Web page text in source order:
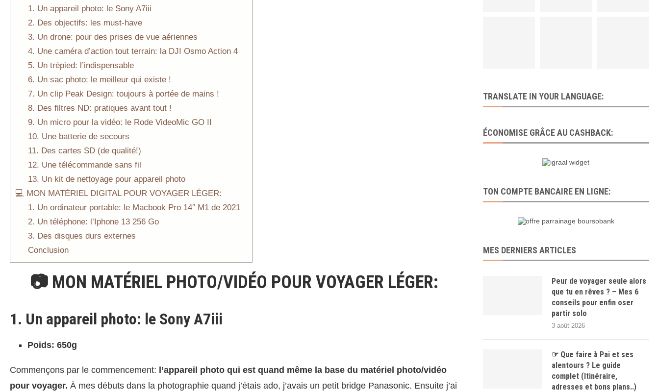
1. Un appareil photo: le Sony A7iii
2. Des objectifs: les must-have
3. Un drone: pour des prises de vue aériennes
4. Une caméra d’action tout terrain: la DJI Osmo Action 4
5. Un trépied: l’indispensable
6. Un sac photo: le meilleur qui existe !
7. Un clip Peak Design: toujours à portée de mains !
8. Des filtres ND: pratiques avant tout !
9. Un micro pour la vidéo: le Rode VideoMic GO II
10. Une batterie de secours
11. Des cartes SD (de qualité!)
12. Une télécommande sans fil
13. Un kit de nettoyage pour appareil photo
💻 MON MATÉRIEL DIGITAL POUR VOYAGER LÉGER:
1. Un ordinateur portable: le Macbook Pro 14″ M1 de 2021
2. Un téléphone: l’Iphone 13 256 Go
3. Des disques durs externes
Conclusion
📷 MON MATÉRIEL PHOTO/VIDÉO POUR VOYAGER LÉGER:
1. Un appareil photo: le Sony A7iii
Poids: 650g
Commençons par le commencement: l’appareil photo qui est quand même la base du matériel photo/vidéo
pour voyager. À mes débuts dans la photographie quand j’étais ado, j’avais un petit bridge Panasonic. Ensuite j’ai
TRANSLATE IN YOUR LANGUAGE:
ÉCONOMISE GRÂCE AU CASHBACK:
TON COMPTE BANCAIRE EN LIGNE:
MES DERNIERS ARTICLES
Peur de voyager seule alors
que tu en rêves ? – Mes 6
conseils pour enfin oser
partir solo
3 août 2026
☞ Que faire à Pai et ses
alentours ? Le guide
complet (Itinéraire,
adresses et bons plans..)